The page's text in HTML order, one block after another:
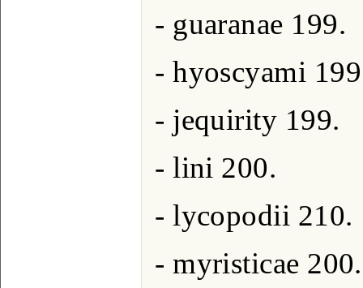
- guaranae 199.
- hyoscyami
- jequirity 199.
- lini 200.
- lycopodii 210.
- myristicae 200.